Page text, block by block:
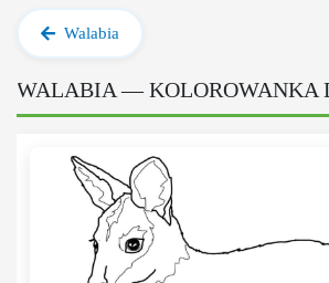
Walabia
WALABIA — KOLOROWANKA